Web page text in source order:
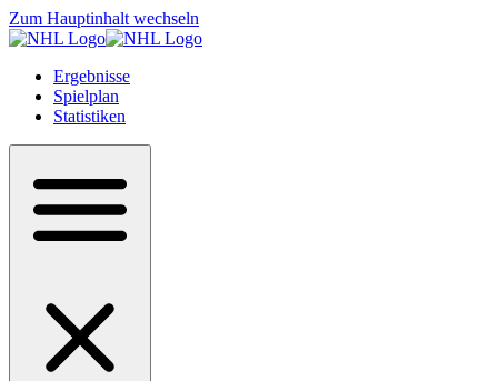
Zum Hauptinhalt wechseln
Ergebnisse
Spielplan
Statistiken